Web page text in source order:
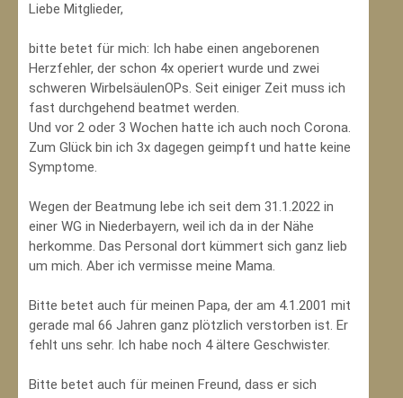
Liebe Mitglieder,
bitte betet für mich: Ich habe einen angeborenen
Herzfehler, der schon 4x operiert wurde und zwei
schweren WirbelsäulenOPs. Seit einiger Zeit muss ich
fast durchgehend beatmet werden.
Und vor 2 oder 3 Wochen hatte ich auch noch Corona.
Zum Glück bin ich 3x dagegen geimpft und hatte keine
Symptome.
Wegen der Beatmung lebe ich seit dem 31.1.2022 in
einer WG in Niederbayern, weil ich da in der Nähe
herkomme. Das Personal dort kümmert sich ganz lieb
um mich. Aber ich vermisse meine Mama.
Bitte betet auch für meinen Papa, der am 4.1.2001 mit
gerade mal 66 Jahren ganz plötzlich verstorben ist. Er
fehlt uns sehr. Ich habe noch 4 ältere Geschwister.
Bitte betet auch für meinen Freund, dass er sich